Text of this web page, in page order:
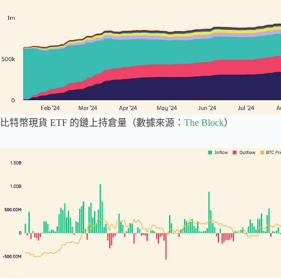
比特幣現貨 ETF 的鏈上持倉量（數據來源： The Block）